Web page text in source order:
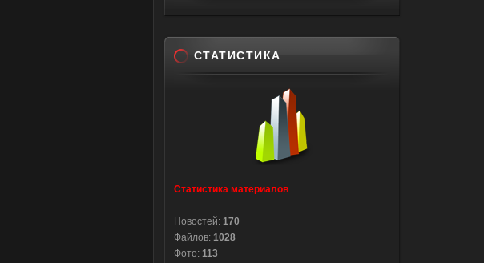
СТАТИСТИКА
Статистика материалов
Новостей: 170
Файлов: 1028
Фото: 113